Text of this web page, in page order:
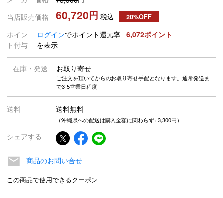
当店販売価格
60,720 税込 20%OFF
ポイン
ト付与
ログインでポイント還元率
を表示
6,072
在庫・発送 お取り寄せ
ご注文を頂いてからのお取り寄せ手配となります。通常発送ま
で3-5営業日程度
送料 送料無料
（沖縄県への配送は購入金額に関わらず+3,300円）
シェアする
商品のお問い合せ
この商品で使用できるクーポン